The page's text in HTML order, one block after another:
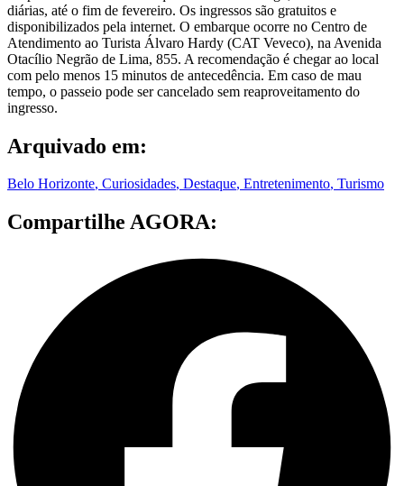
diárias, até o fim de fevereiro. Os ingressos são gratuitos e
disponibilizados pela internet. O embarque ocorre no Centro de
Atendimento ao Turista Álvaro Hardy (CAT Veveco), na Avenida
Otacílio Negrão de Lima, 855. A recomendação é chegar ao local
com pelo menos 15 minutos de antecedência. Em caso de mau
tempo, o passeio pode ser cancelado sem reaproveitamento do
ingresso.
Arquivado em:
Belo Horizonte, Curiosidades, Destaque, Entretenimento, Turismo
Compartilhe AGORA: